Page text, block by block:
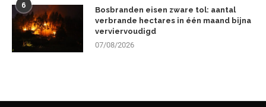
6
Bosbranden eisen zware tol: aantal
verbrande hectares in één maand bijna
verviervoudigd
07/08/2026